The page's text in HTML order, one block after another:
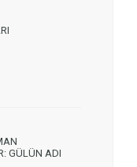
GÜLÜN ADI